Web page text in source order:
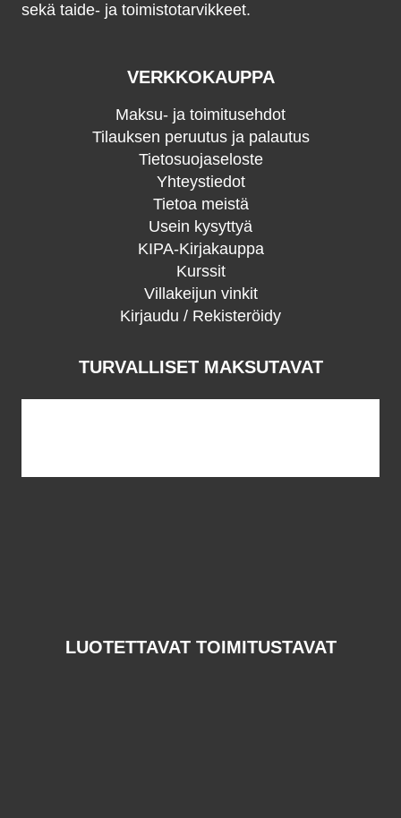
sekä taide- ja toimistotarvikkeet.
VERKKOKAUPPA
Maksu- ja toimitusehdot
Tilauksen peruutus ja palautus
Tietosuojaseloste
Yhteystiedot
Tietoa meistä
Usein kysyttyä
KIPA-Kirjakauppa
Kurssit
Villakeijun vinkit
Kirjaudu / Rekisteröidy
TURVALLISET MAKSUTAVAT
LUOTETTAVAT TOIMITUSTAVAT